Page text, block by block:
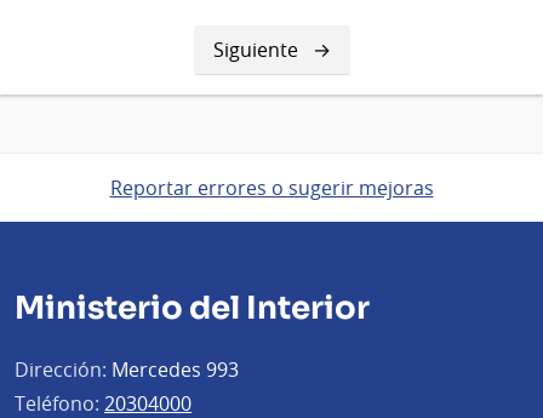
Siguiente
página
Siguiente
Reportar errores o sugerir mejoras
Ministerio del Interior
Dirección: Mercedes 993
Teléfono: 20304000